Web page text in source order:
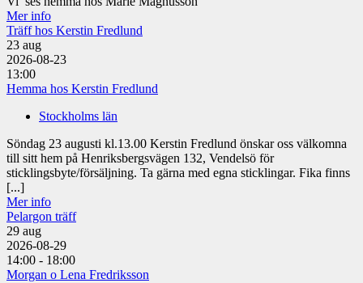
Mer info
Träff hos Kerstin Fredlund
23 aug
2026-08-23
13:00
Hemma hos Kerstin Fredlund
Stockholms län
Söndag 23 augusti kl.13.00 Kerstin Fredlund önskar oss välkomna
till sitt hem på Henriksbergsvägen 132, Vendelsö för
sticklingsbyte/försäljning. Ta gärna med egna sticklingar. Fika finns
[...]
Mer info
Pelargon träff
29 aug
2026-08-29
14:00 - 18:00
Morgan o Lena Fredriksson